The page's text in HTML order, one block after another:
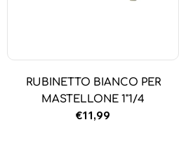
RUBINETTO BIANCO PER
MASTELLONE 1"1/4
Prezzo
€11,99